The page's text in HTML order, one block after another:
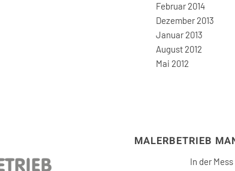
Februar 2014
Dezember 2013
Januar 2013
August 2012
Mai 2012
MALERBETRIEB
In der Mess